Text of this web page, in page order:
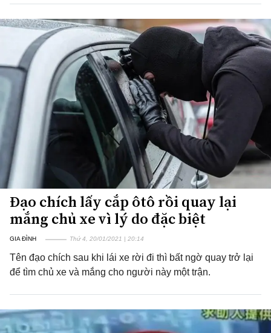
Đạo chích lấy cắp ôtô rồi quay lại
mắng chủ xe vì lý do đặc biệt
GIA ĐÌNH Thứ 4, 20/01/2021 | 20:14
Tên đạo chích sau khi lái xe rời đi thì bất ngờ quay trở lại
để tìm chủ xe và mắng cho người này một trận.